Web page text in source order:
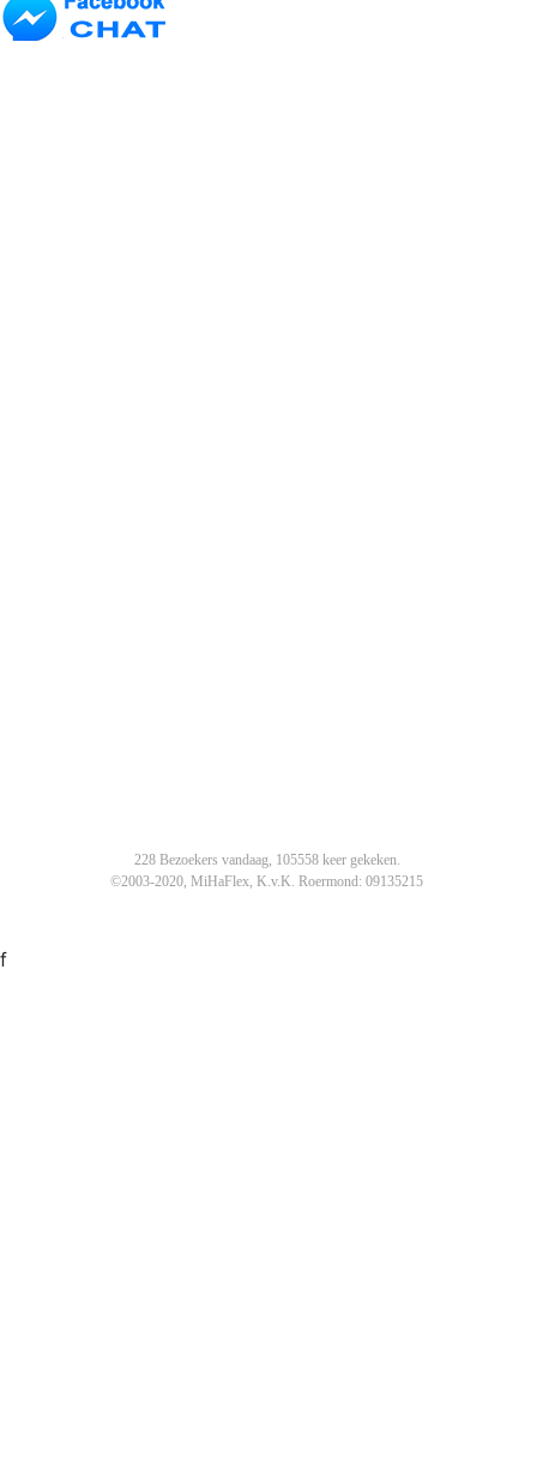
228 Bezoekers vandaag, 105558 keer gekeken.
©2003-2020, MiHaFlex, K.v.K. Roermond: 09135215
f